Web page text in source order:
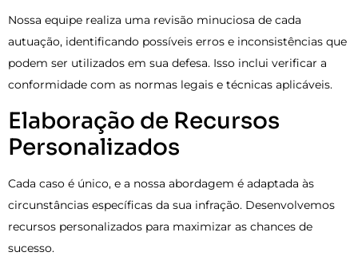
Nossa equipe realiza uma revisão minuciosa de cada
autuação, identificando possíveis erros e inconsistências que
podem ser utilizados em sua defesa. Isso inclui verificar a
conformidade com as normas legais e técnicas aplicáveis.
Elaboração de Recursos
Personalizados
Cada caso é único, e a nossa abordagem é adaptada às
circunstâncias específicas da sua infração. Desenvolvemos
recursos personalizados para maximizar as chances de
sucesso.